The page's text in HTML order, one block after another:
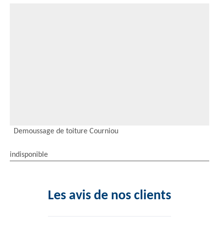
Demoussage de toiture Courniou
indisponible
Les avis de nos clients